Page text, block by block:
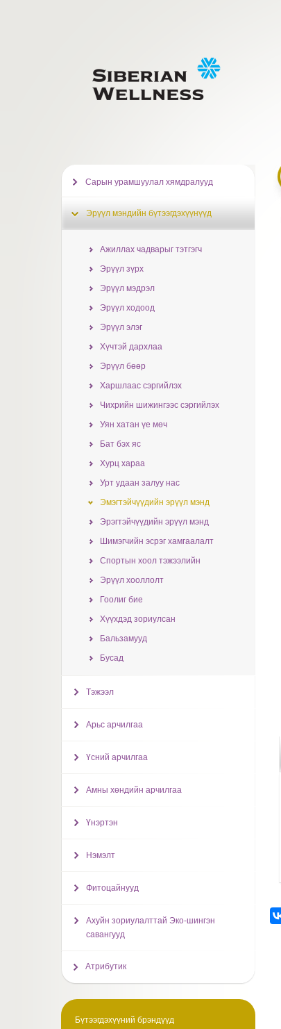
Сарын урамшуулал хямдралууд
Эрүүл мэндийн бүтээгдэхүүнүүд
Ажиллах чадварыг тэтгэгч
Эрүүл зүрх
Эрүүл мэдрэл
Эрүүл ходоод
Эрүүл элэг
Хүчтэй дархлаа
Эрүүл бөөр
Харшлаас сэргийлэх
Чихрийн шижингээс сэргийлэх
Уян хатан үе мөч
Бат бэх яс
Хурц хараа
Урт удаан залуу нас
Эмэгтэйчүүдийн эрүүл мэнд
Эрэгтэйчүүдийн эрүүл мэнд
Шимэгчийн эсрэг хамгаалалт
Спортын хоол тэжээлийн
Эрүүл хооллолт
Гоолиг бие
Хүүхдэд зориулсан
Бальзамууд
Бусад
Тэжээл
Арьс арчилгаа
Үсний арчилгаа
Амны хөндийн арчилгаа
Үнэртэн
Нэмэлт
Фитоцайнууд
Ахуйн зориулалттай Эко-шингэн
савангууд
Атрибутик
Бүтээгдэхүүний брэндүүд